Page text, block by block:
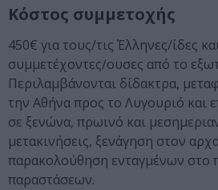
Κόστος συμμετοχής
450€ για τους/τις Έλληνες/ίδες
συμμετέχοντες/ουσες από το
Περιλαμβάνονται δίδακτρα,
την Αθήνα προς το Λυγουριό και
σε ξενώνα, πρωινό και
μετακινήσεις, ξενάγηση στον
παρακολούθηση ενταγμένων στο
παραστάσεων.